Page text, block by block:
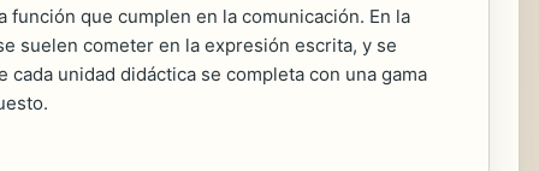
que cumplen en la comunicación. En la
suelen cometer en la expresión escrita, y se
unidad didáctica se completa con una gama